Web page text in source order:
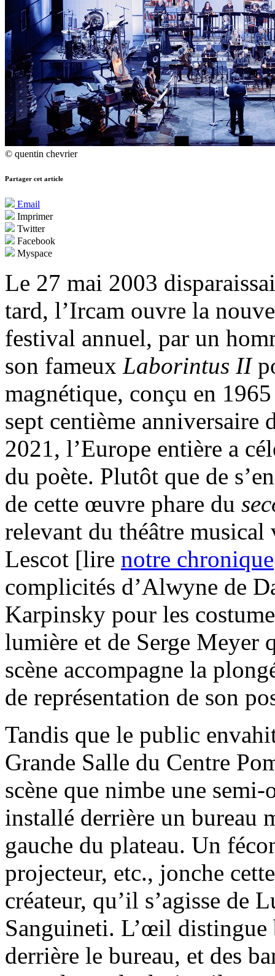
© quentin chevrier
Partager cet article
Email
Imprimer
Twitter
Facebook
Myspace
Le 27 mai 2003
tard, l’Ircam ouvre la
festival annuel, par un
son fameux Laborintus II
magnétique, conçu en
sept centième anniversaire
2021, l’Europe entière a
du poète. Plutôt que de
de cette œuvre phare du
relevant du théâtre
Lescot [lire notre chronique
complicités d’Alwyne de
Karpinsky pour les
lumière et de Serge Meyer
scène accompagne la
de représentation de son
Tandis que le public
Grande Salle du Centre
scène que nimbe une
installé derrière un bureau
gauche du plateau. Un
projecteur, etc., jonche
créateur, qu’il s’agisse de
Sanguineti. L’œil
derrière le bureau, et des